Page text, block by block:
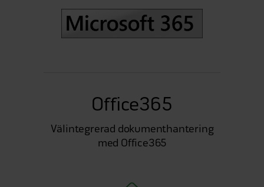
Office365
Välintegrerad dokumenthantering
med Office365